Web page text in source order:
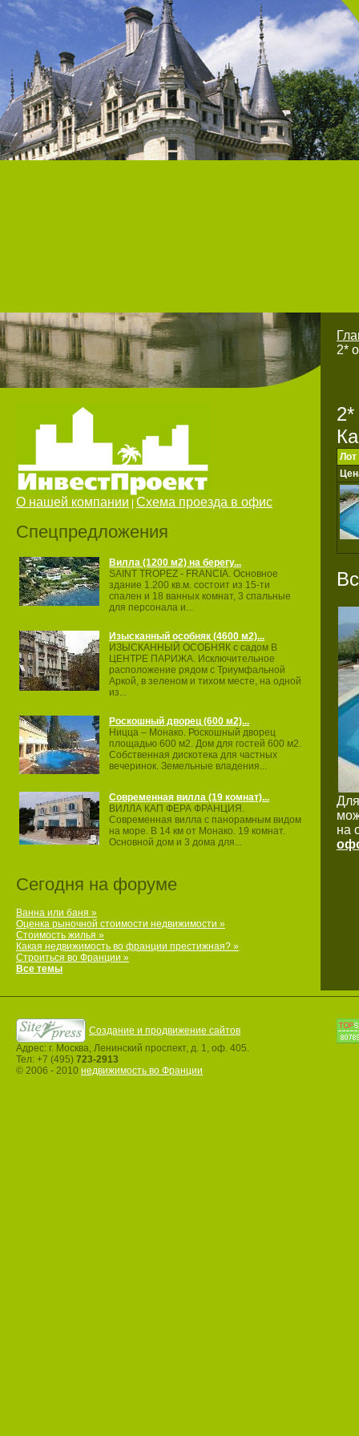
О нашей компании Схема проезда в офис
Спецпредложения
Вилла (1200 м2) на берегу...
SAINT TROPEZ ‐ FRANCIA. Основное
здание 1.200 кв.м. состоит из 15‐ти
спален и 18 ванных комнат, 3 спальные
для персонала и...
Изысканный особняк (4600 м2)...
ИЗЫСКАННЫЙ ОСОБНЯК с садом В
ЦЕНТРЕ ПАРИЖА. Исключительное
расположение рядом с Триумфальной
Аркой, в зеленом и тихом месте, на одной
из...
Роскошный дворец (600 м2)...
Ницца – Монако. Роскошный дворец
площадью 600 м2. Дом для гостей 600 м2.
Собственная дискотека для частных
вечеринок. Земельные владения...
Современная вилла (19 комнат)...
ВИЛЛА КАП ФЕРА ФРАНЦИЯ.
Современная вилла с панорамным видом
на море. В 14 км от Монако. 19 комнат.
Основной дом и 3 дома для...
Сегодня на форуме
Ванна или баня »
Оценка рыночной стоимости недвижимости »
Стоимость жилья »
Какая недвижимость во франции престижная? »
Строиться во Франции »
Все темы
2*
на
Создание и продвижение сайтов
Адрес: г. Москва, Ленинский проспект, д. 1, оф. 405.
Тел: +7 (495) 723-2913
© 2006 - 2010 недвижимость во Франции